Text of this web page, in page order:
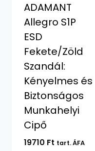
ADAMANT
Allegro S1P
ESD
Fekete/Zöld
Szandál:
Kényelmes és
Biztonságos
Munkahelyi
Cipő
19710 Ft tart. ÁFA